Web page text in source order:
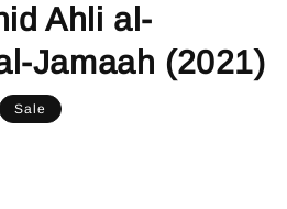
Ahli al-
Jamaah (2021)
Sale